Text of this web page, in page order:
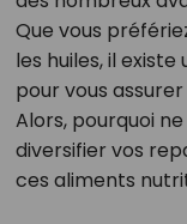
Que vous
les huiles, il
pour vous
Alors, pourquoi
diversifier vos
ces aliments